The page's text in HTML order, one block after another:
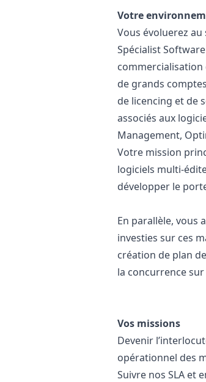
Votre
Vous évoluerez au
Spécialist
commercialisation
de grands
de licencing et de
associés aux
Management,
Votre mission
logiciels multi-
développer le
En parallèle, vous
investies sur ces
création de plan
la concurrence
Vos missions
Devenir
opérationnel des
Suivre nos SLA et